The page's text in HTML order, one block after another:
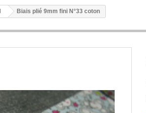
Biais plié 9mm fini N°33 coton